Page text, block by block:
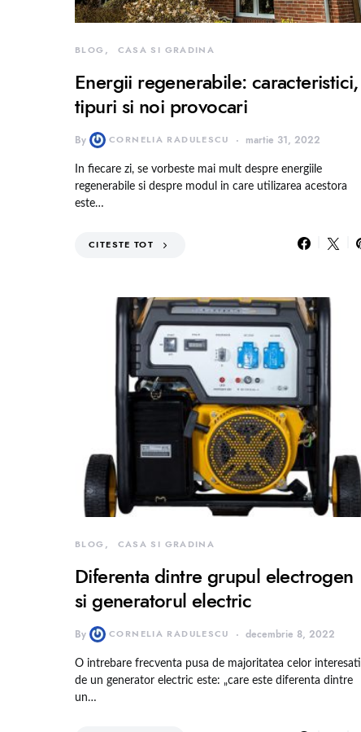
BLOG CASA SI GRADINA
Energii regenerabile: caracteristici,
tipuri si noi provocari
By CORNELIA RADULESCU martie 31, 2022
In fiecare zi, se vorbeste mai mult despre energiile
regenerabile si despre modul in care utilizarea acestora
este…
CITESTE TOT
BLOG CASA SI GRADINA
Diferenta dintre grupul electrogen
si generatorul electric
By CORNELIA RADULESCU decembrie 8, 2022
O intrebare frecventa pusa de majoritatea celor interesati
de un generator electric este: „care este diferenta dintre
un…